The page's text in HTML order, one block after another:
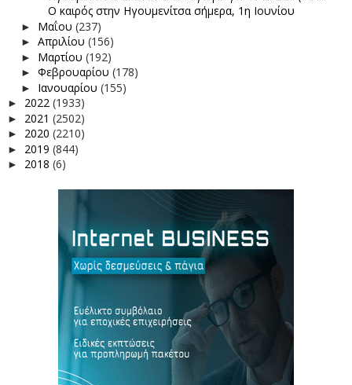
Ο καιρός στην Ηγουμενίτσα σήμερα, 1η Ιουνίου
► Μαΐου (237)
► Απριλίου (156)
► Μαρτίου (192)
► Φεβρουαρίου (178)
► Ιανουαρίου (155)
► 2022 (1933)
► 2021 (2502)
► 2020 (2210)
► 2019 (844)
► 2018 (6)